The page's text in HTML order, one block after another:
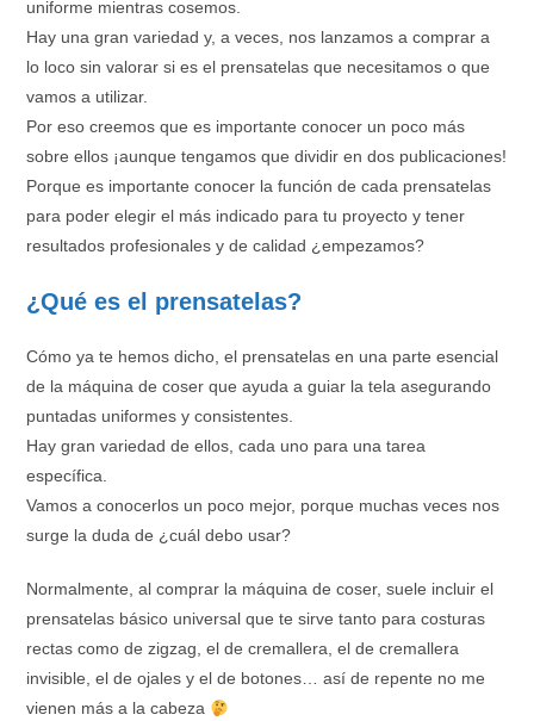
uniforme mientras cosemos.
Hay una gran variedad y, a veces, nos lanzamos a comprar a
lo loco sin valorar si es el prensatelas que necesitamos o que
vamos a utilizar.
Por eso creemos que es importante conocer un poco más
sobre ellos ¡aunque tengamos que dividir en dos publicaciones!
Porque es importante conocer la función de cada prensatelas
para poder elegir el más indicado para tu proyecto y tener
resultados profesionales y de calidad ¿empezamos?
¿Qué es el prensatelas?
Cómo ya te hemos dicho, el prensatelas en una parte esencial
de la máquina de coser que ayuda a guiar la tela asegurando
puntadas uniformes y consistentes.
Hay gran variedad de ellos, cada uno para una tarea
específica.
Vamos a conocerlos un poco mejor, porque muchas veces nos
surge la duda de ¿cuál debo usar?
Normalmente, al comprar la máquina de coser, suele incluir el
prensatelas básico universal que te sirve tanto para costuras
rectas como de zigzag, el de cremallera, el de cremallera
invisible, el de ojales y el de botones… así de repente no me
vienen más a la cabeza